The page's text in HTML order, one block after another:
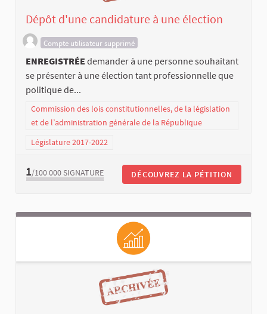
Dépôt d'une candidature à une élection
Compte utilisateur supprimé
ENREGISTRÉE demander à une personne souhaitant
se présenter à une élection tant professionnelle que
politique de...
Commission des lois constitutionnelles, de la législation
et de l’administration générale de la République
Législature 2017-2022
1/100 000 SIGNATURE DÉCOUVREZ LA PÉTITION